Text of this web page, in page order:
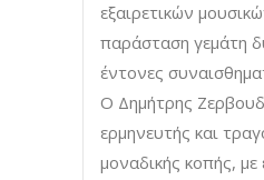
εξαιρετικών
παράσταση γεμάτη
έντονες
Ο Δημήτρης
ερμηνευτής και
μοναδικής κοπής, με